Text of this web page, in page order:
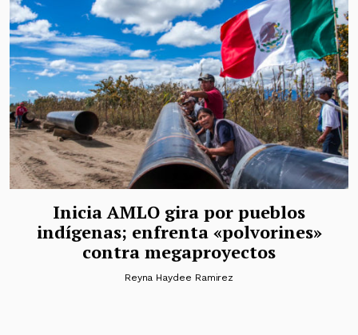
Inicia AMLO gira por pueblos
indígenas; enfrenta «polvorines»
contra megaproyectos
Reyna Haydee Ramirez